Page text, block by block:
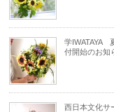
学IWATAYA
付開始のお知
西日本文化